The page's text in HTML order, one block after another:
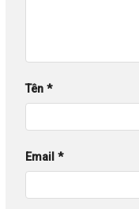
Tên *
Email *